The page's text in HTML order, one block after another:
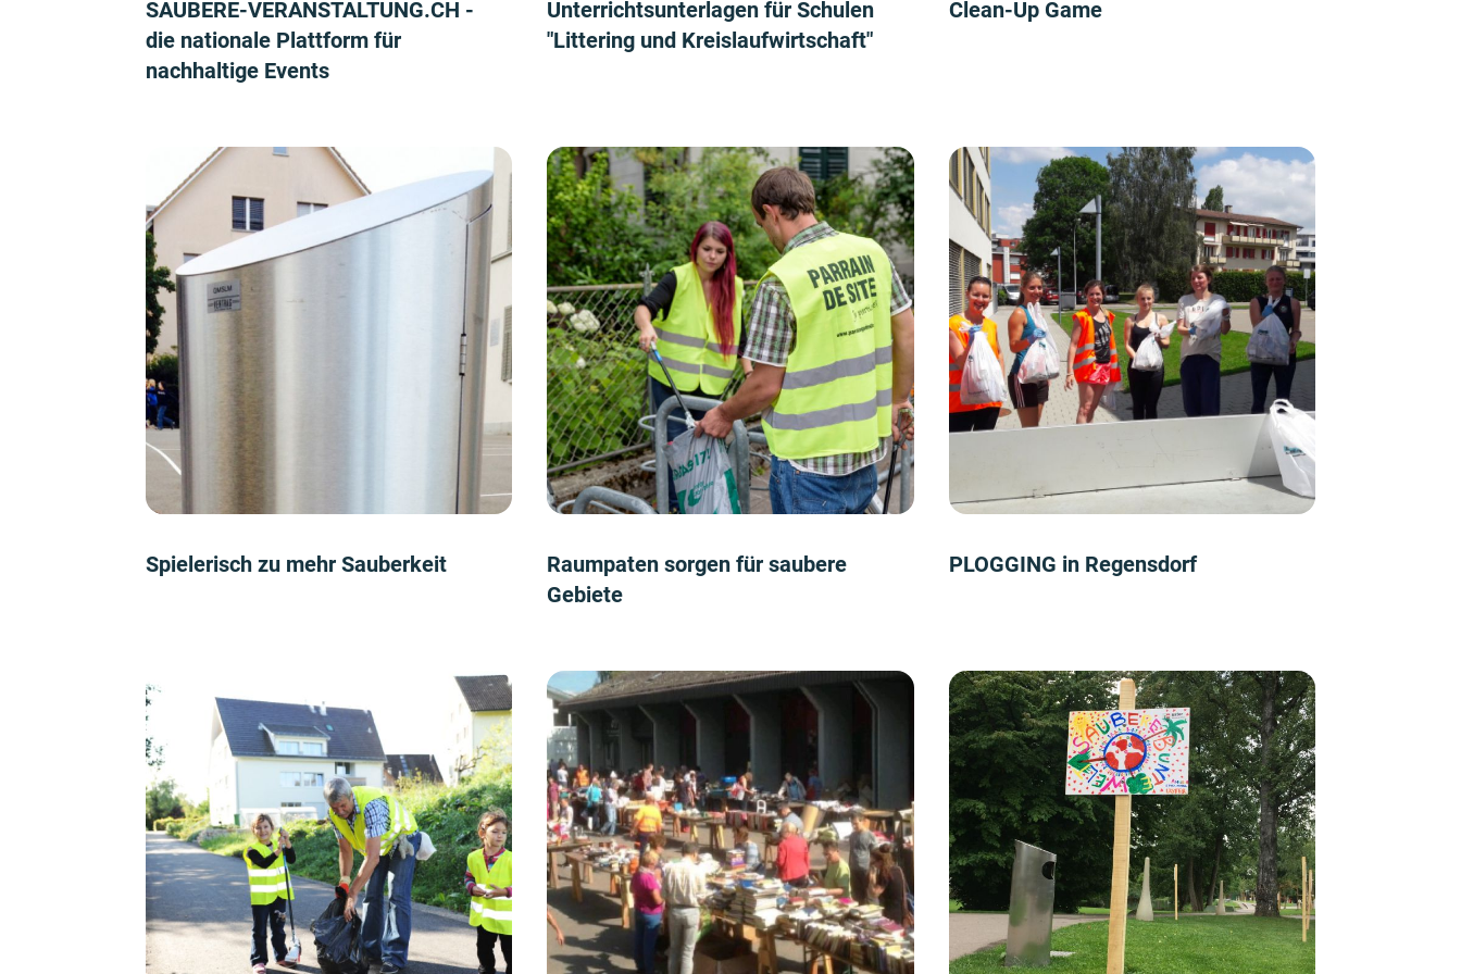
SAUBERE-VERANSTALTUNG.CH -
die nationale Plattform für
nachhaltige Events
Unterrichtsunterlagen für Schulen
"Littering und Kreislaufwirtschaft"
Clean-Up Game
Spielerisch zu mehr Sauberkeit
Raumpaten sorgen für saubere
Gebiete
PLOGGING in Regensdorf